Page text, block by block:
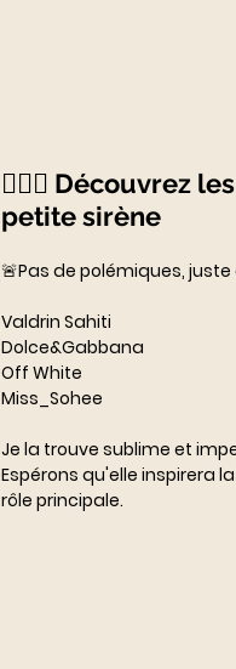
🧜🏽‍♀️ Découvrez
petite sirène
🚨Pas de polémiques, juste
Valdrin Sahiti
Dolce&Gabbana
Off White
Miss_Sohee
Je la trouve sublime et
Espérons qu'elle inspirera
rôle principale.